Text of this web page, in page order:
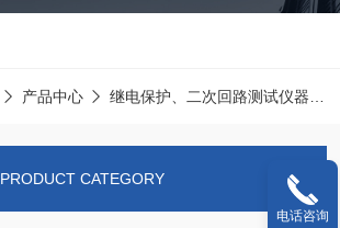
产品中心 继电保护、二次回路测试仪器
PRODUCT CATEGORY
电话咨询